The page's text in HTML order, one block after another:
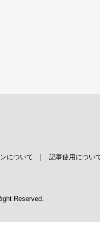
について 記事使用につい
Reserved.